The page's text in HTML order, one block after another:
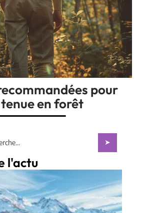
pour
en forêt
l'actu